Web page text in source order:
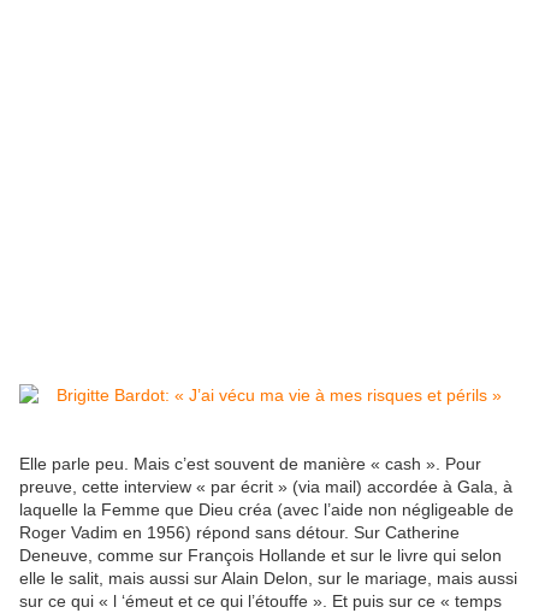
Elle parle peu. Mais c’est souvent de manière « cash ». Pour
preuve, cette inter­view « par écrit » (via mail) accor­dée à Gala, à
laquelle la Femme que Dieu créa (avec l’aide non négli­geable de
Roger Vadim en 1956) répond sans détour. Sur Cathe­rine
Deneuve, comme sur François Hollande et sur le livre qui selon
elle le salit, mais aussi sur Alain Delon, sur le mariage, mais aussi
sur ce qui « l ‘émeut et ce qui l’étouffe ». Et puis sur ce « temps